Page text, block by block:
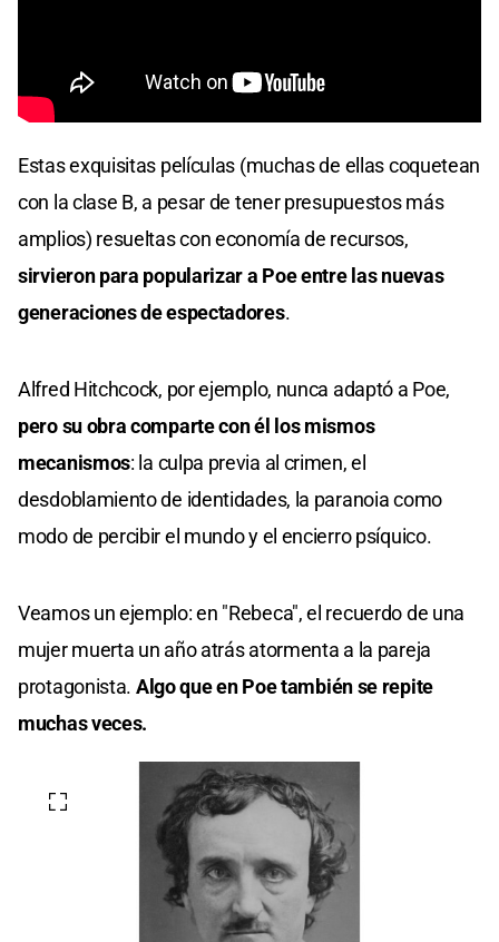
Estas exquisitas películas (muchas de ellas coquetean
con la clase B, a pesar de tener presupuestos más
amplios) resueltas con economía de recursos,
sirvieron para popularizar a Poe entre las nuevas
generaciones de espectadores.
Alfred Hitchcock, por ejemplo, nunca adaptó a Poe,
pero su obra comparte con él los mismos
mecanismos: la culpa previa al crimen, el
desdoblamiento de identidades, la paranoia como
modo de percibir el mundo y el encierro psíquico.
Veamos un ejemplo: en "Rebeca", el recuerdo de una
mujer muerta un año atrás atormenta a la pareja
protagonista. Algo que en Poe también se repite
muchas veces.